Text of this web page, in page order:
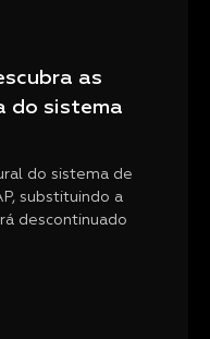
as
do sistema
do sistema de
substituindo a
descontinuado